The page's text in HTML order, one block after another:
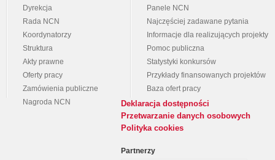
Dyrekcja
Rada NCN
Koordynatorzy
Struktura
Akty prawne
Oferty pracy
Zamówienia publiczne
Nagroda NCN
Panele NCN
Najczęściej zadawane pytania
Informacje dla realizujących projekty
Pomoc publiczna
Statystyki konkursów
Przykłady finansowanych projektów
Baza ofert pracy
Deklaracja dostępności
Przetwarzanie danych osobowych
Polityka cookies
Partnerzy